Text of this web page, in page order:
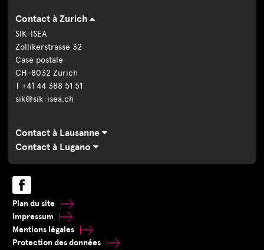
Contact à Zurich
SIK-ISEA
Zollikerstrasse 32
Case postale
CH-8032 Zurich
T +41 44 388 51 51
sik@sik-isea.ch
Contact à Lausanne
Contact à Lugano
Plan du site
Impressum
Mentions légales
Protection des données